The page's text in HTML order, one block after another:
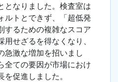
となりました。検査室は
ルトとできず、「超低発
するための複雑なスコア
せざるを得なくなり、
急激な増加を招いまし
全ての要因が市場におけ
促進しました。